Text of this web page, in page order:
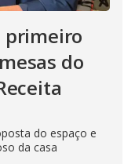
primeiro
do
do espaço e
da casa